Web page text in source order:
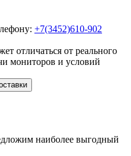
+7(3452)610-902
отличаться от реального
мониторов и условий
наиболее выгодный